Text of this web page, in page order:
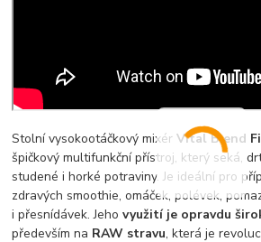
Stolní vysokootáčkový mixérVital Blend
špičkový multifunkční přístroj, který seká,
studené i horké potraviny. Je ideální pro
zdravých smoothie, omáček, polévek,
i přesnídávek. Jehovyužití je opravdu
především na RAW stravu, která je